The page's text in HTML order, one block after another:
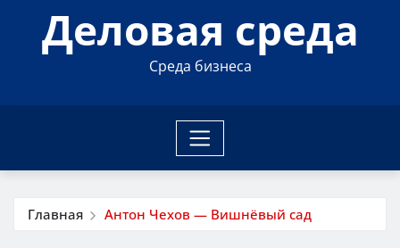
Деловая среда
Среда бизнеса
Главная Антон Чехов — Вишнёвый сад